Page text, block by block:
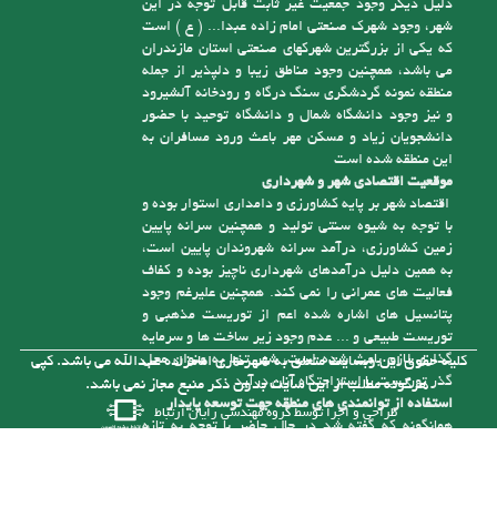
که یکی از بزرگترین شهرکهای صنعتی استان مازندران
می باشد، همچنین وجود مناطق زیبا و دلپذیر از جمله
منطقه نمونه گردشگری سنگ درگاه و رودخانه آلشیرود
و نیز وجود دانشگاه شمال و دانشگاه توحید با حضور
دانشجویان زیاد و مسکن مهر باعث ورود مسافران به
این منطقه شده است
موقعیت اقتصادی شهر و شهرداری
اقتصاد شهر بر پایه کشاورزی و دامداری استوار بوده و
با توجه به شیوه سنتی تولید و همچنین سرانه پایین
زمین کشاورزی، درآمد سرانه شهروندان پایین است،
به همین دلیل درآمدهای شهرداری ناچیز بوده و کفاف
فعالیت های عمرانی را نمی کند. همچنین علیرغم وجود
پتانسیل های اشاره شده اعم از توریست مذهبی و
توریست طبیعی و ... عدم وجود زیر ساخت ها و سرمایه
گذاری لازم باعث شده است، شهر تنها به عنوان محل
گذر توریست یا استراحتگاه آنان درآید
استفاده از توانمندی های منطقه جهت توسعه پایدار
همانگونه که گفته شد در حال حاضر با توجه به تازه
تأسیس بودن شهرداری و از درآمد کافی برای رسیدگی
به مشکلات موجود در شهر برخوردار نیست، ولی با توجه
کلیه حقوق این وبسایت متعلق به شهرداری امامزاده عبدالله می باشد. کپی
هرگونه مطلب از این سایت بدون ذکر منبع مجاز نمی باشد.
طراحی و اجرا توسطگروه مهندسی رایان ارتباط